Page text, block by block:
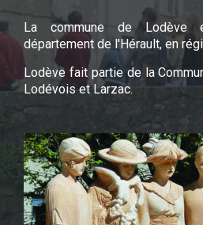
La commune de
département de l'Hérault, en
Lodève fait partie de la
Lodévois et Larzac.